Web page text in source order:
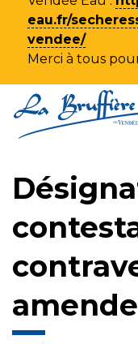
eau.fr/
vendee/
Merci à tous
au
contenu
au